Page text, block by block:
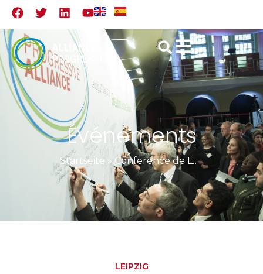
Événements
Startseite » Conference de Leipzig – Un réseau progressiste pour le 21e siècle
LEIPZIG